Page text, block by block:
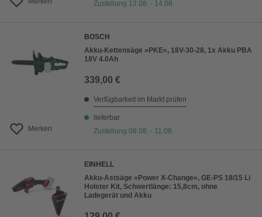
Zustellung 12.08. - 14.08.
Merken
BOSCH
Akku-Kettensäge »PKE«, 18V-30-28, 1x Akku PBA
18V 4.0Ah
339,00 €
Verfügbarkeit im Markt prüfen
lieferbar
Zustellung 08.08. - 11.08.
EINHELL
Akku-Astsäge »Power X-Change«, GE-PS 18/15 Li
Holster Kit, Schwertlänge: 15,8cm, ohne
Ladegerät und Akku